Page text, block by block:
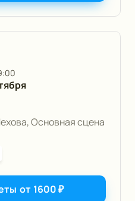
Основная сцена
от 1600₽